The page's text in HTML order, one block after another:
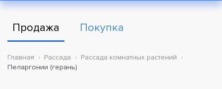
Продажа Покупка
Главная Рассада
Рассада комнатных растений
Пеларгонии (герань)